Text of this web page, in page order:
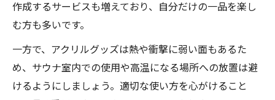
作成するサービスも増えており、自分だけの一品を楽し
む方も多いです。
一方で、アクリルグッズは熱や衝撃に弱い面もあるた
め、サウナ室内での使用や高温になる場所への放置は避
けるようにしましょう。適切な使い方を心がけること